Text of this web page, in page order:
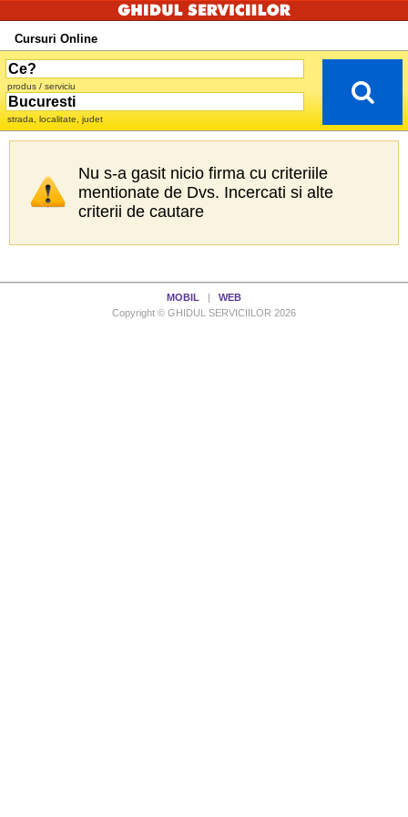
Cursuri Online
produs / serviciu
strada, localitate, judet
Nu s-a gasit nicio firma cu criteriile
mentionate de Dvs. Incercati si alte
criterii de cautare
MOBIL
WEB
Copyright © GHIDUL SERVICIILOR 2026